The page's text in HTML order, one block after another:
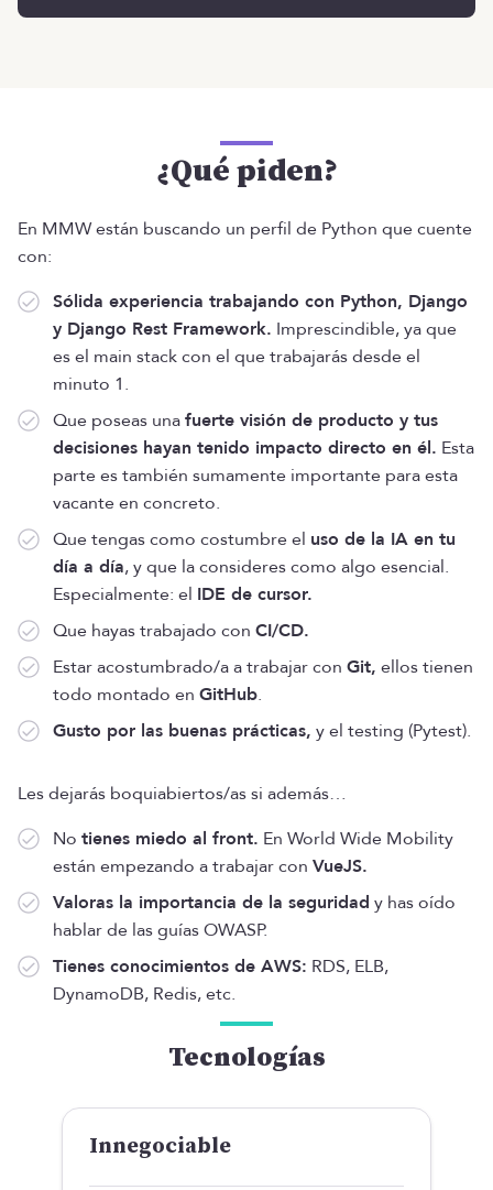
¿Qué piden?
En MMW están buscando un perfil de Python que cuente
con:
Sólida experiencia trabajando con Python, Django
y Django Rest Framework. Imprescindible, ya que
es el main stack con el que trabajarás desde el
minuto 1.
Que poseas unafuerte visión de producto y tus
decisiones hayan tenido impacto directo en él. Esta
parte es también sumamente importante para esta
vacante en concreto.
Que tengas como costumbre el uso de la IA en tu
día a día, y que la consideres como algo esencial.
Especialmente: el IDE de cursor.
Que hayas trabajado con CI/CD.
Estar acostumbrado/a a trabajar con Git, ellos tienen
todo montado en GitHub.
Gusto por las buenas prácticas, y el testing (Pytest).
Les dejarás boquiabiertos/as si además…
No tienes miedo al front. En World Wide Mobility
están empezando a trabajar con VueJS.
Valoras la importancia de la seguridad y has oído
hablar de las guías OWASP.
Tienes conocimientos de AWS: RDS, ELB,
DynamoDB, Redis, etc.
Tecnologías
Innegociable